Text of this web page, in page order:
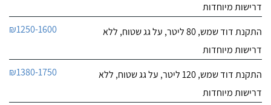
דרישות מיוחדות
התקנת דוד שמש, 80 ליטר, על גג שטוח, ללא
דרישות מיוחדות
₪1250-1600
התקנת דוד שמש, 120 ליטר, על גג שטוח, ללא
דרישות מיוחדות
₪1380-1750